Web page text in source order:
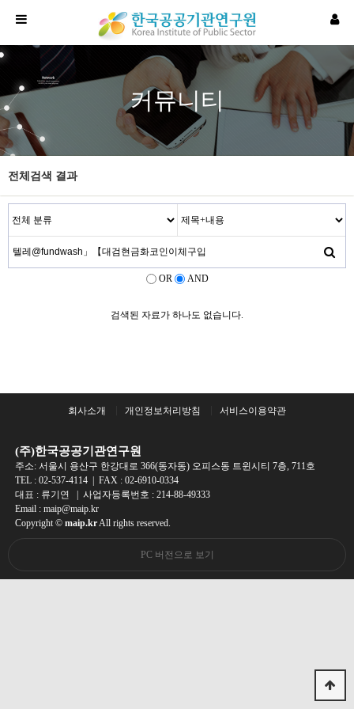
커뮤니티
전체검색 결과
OR AND
검색된 자료가 하나도 없습니다.
회사소개 개인정보처리방침 서비스이용약관
(주)한국공공기관연구원
주소: 서울시 용산구 한강대로 366(동자동) 오피스동 트윈시티 7층, 711호
TEL : 02-537-4114| FAX : 02-6910-0334
대표 : 류기연 | 사업자등록번호 : 214-88-49333
Email : maip@maip.kr
Copyright © maip.krAll rights reserved.
PC 버전으로 보기